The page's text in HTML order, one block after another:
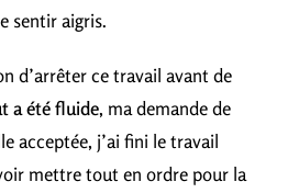
sentir aigris.
d’arrêter ce travail avant de
a été fluide, ma demande de
acceptée, j’ai fini le travail
mettre tout en ordre pour la